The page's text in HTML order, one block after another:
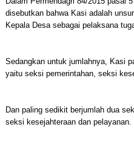
disebutkan bahwa Kasi adalah
Kepala Desa sebagai pelaksana
Sedangkan untuk jumlahnya, Kasi
yaitu seksi pemerintahan, seksi
Dan paling sedikit berjumlah dua
seksi kesejahteraan dan pelayanan.